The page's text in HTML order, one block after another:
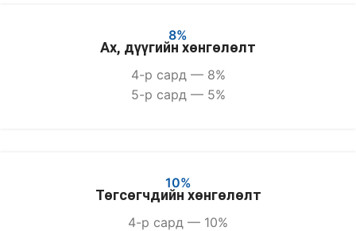
8%
Ах, дүүгийн хөнгөлөлт
4-р сард — 8%
5-р сард — 5%
10%
Төгсөгчдийн хөнгөлөлт
4-р сард — 10%